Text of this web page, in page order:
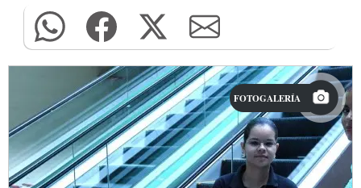
FOTOGALERÍA